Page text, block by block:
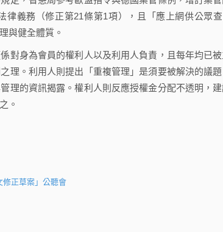
律義務（修正第21條第1項），且「應上網供公眾
與健全體質。
身為會員的權利人以及利用人負責，且每年均已被
理。利用人則提出「重複管理」是須要被解決的議
理的資訊揭露。權利人則反應授權金分配不透明，
。
修正草案」公聽會